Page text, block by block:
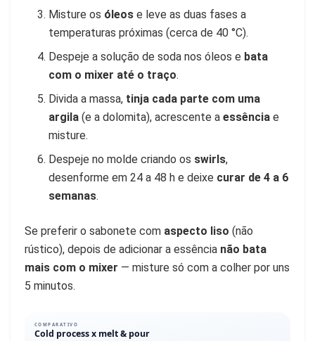
Misture os óleos e leve as duas fases a
temperaturas próximas (cerca de 40 °C).
Despeje a solução de soda nos óleos e bata
com o mixer até o traço.
Divida a massa, tinja cada parte com uma
argila (e a dolomita), acrescente aessência e
misture.
Despeje no molde criando os swirls,
desenforme em 24 a 48 h e deixe curar de 4 a 6
semanas.
Se preferir o sabonete com aspecto liso (não
rústico), depois de adicionar a essência não bata
mais com o mixer — misture só com a colher por uns
5 minutos.
COMPARATIVO
Cold process x melt & pour